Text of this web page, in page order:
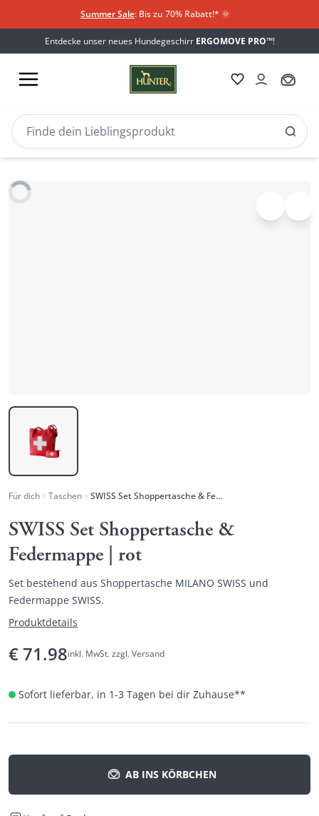
Summer Sale: Bis zu 70% Rabatt!* 🌞
Entdecke unser neues Hundegeschirr ERGOMOVE PRO™!
Für dich Taschen SWISS Set Shoppertasche & Federmappe | rot
SWISS Set Shoppertasche &
Federmappe | rot
Set bestehend aus Shoppertasche MILANO SWISS und
Federmappe SWISS.
Produktdetails
€71.98inkl. MwSt. zzgl. Versand
Sofort lieferbar, in 1-3 Tagen bei dir Zuhause**
AB INS KÖRBCHEN